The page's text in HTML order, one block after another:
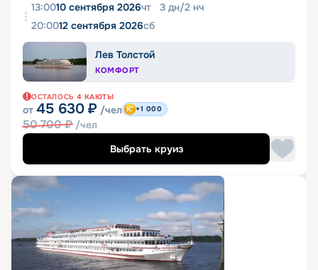
13:0010 сентября 2026чт 3 дн/2 нч
20:0012 сентября 2026сб
Лев Толстой
КОМФОРТ
ОСТАЛОСЬ 4 КАЮТЫ
от 45 630 ₽ /чел
50 700₽ /чел
+1 000
Выбрать круиз